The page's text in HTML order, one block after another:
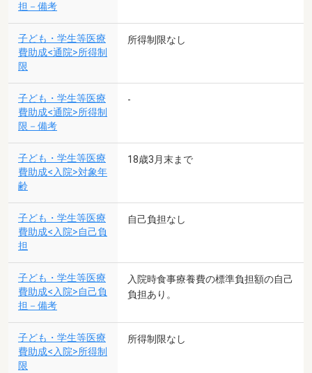
担－備考
子ども・学生等医療
費助成<通院>所得制
限
所得制限なし
子ども・学生等医療
費助成<通院>所得制
限－備考
-
子ども・学生等医療
費助成<入院>対象年
齢
18歳3月末まで
子ども・学生等医療
費助成<入院>自己負
担
自己負担なし
子ども・学生等医療
費助成<入院>自己負
担－備考
入院時食事療養費の標準負担額の自己
負担あり。
子ども・学生等医療
費助成<入院>所得制
限
所得制限なし